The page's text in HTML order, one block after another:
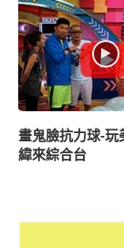
畫鬼臉抗力球-玩
緯來綜合台